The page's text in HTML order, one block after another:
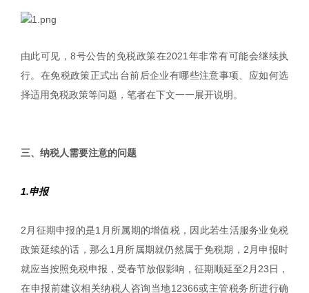
由此可见，8号公告的免税政策在2021年非常有可能会继续执
行。在免税政策正式出台前后企业有哪些注意事项、应如何选
择适用免税政策等问题，笔者在下文一一展开说明。
三、纳税人需要注意的问题
1.申报
2月征期申报的是1月所属期的增值税，因此若生活服务业免税
政策延续的话，那么1月所属期就仍然属于免税期，2月申报时
就应当按照免税申报，受春节放假影响，征期顺延至2月23日，
在申报前建议相关纳税人咨询当地12366或主管税务所进行确